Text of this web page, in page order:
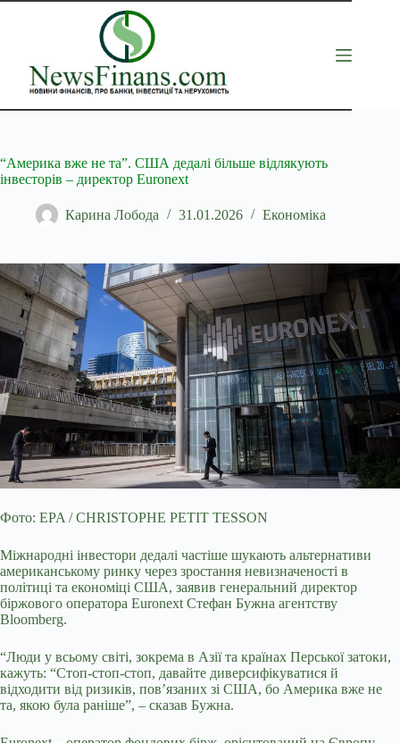
Перейти
“Америка вже не та”. США дедалі більше відлякують
інвесторів – директор Euronext
Карина Лобода 31.01.2026 Економіка
Фото: EPA / CHRISTOPHE PETIT TESSON
Міжнародні інвестори дедалі частіше шукають альтернативи
американському ринку через зростання невизначеності в
політиці та економіці США, заявив генеральний директор
біржового оператора Euronext Стефан Бужна агентству
Bloomberg.
“Люди у всьому світі, зокрема в Азії та країнах Перської затоки,
кажуть: “Стоп-стоп-стоп, давайте диверсифікуватися й
відходити від ризиків, пов’язаних зі США, бо Америка вже не
та, якою була раніше”, – сказав Бужна.